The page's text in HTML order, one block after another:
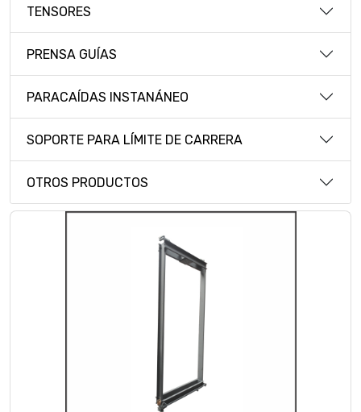
TENSORES
PRENSA GUÍAS
PARACAÍDAS INSTANÁNEO
SOPORTE PARA LÍMITE DE CARRERA
OTROS PRODUCTOS